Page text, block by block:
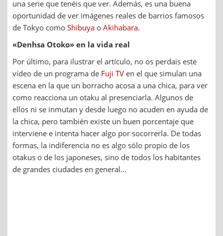
una serie que tenéis que ver. Además, es una buena
oportunidad de ver imágenes reales de barrios famosos
de Tokyo como Shibuya o Akihabara.
«Denhsa Otoko» en la vida real
Por último, para ilustrar el artículo, no os perdais este
vídeo de un programa de Fuji TV en el que simulan una
escena en la que un borracho acosa a una chica, para ver
como reacciona un otaku al presenciarla. Algunos de
ellos ni se inmutan y desde luego no acuden en ayuda de
la chica, pero también existe un buen porcentaje que
interviene e intenta hacer algo por socorrerla. De todas
formas, la indiferencia no es algo sólo propio de los
otakus o de los japoneses, sino de todos los habitantes
de grandes ciudades en general…